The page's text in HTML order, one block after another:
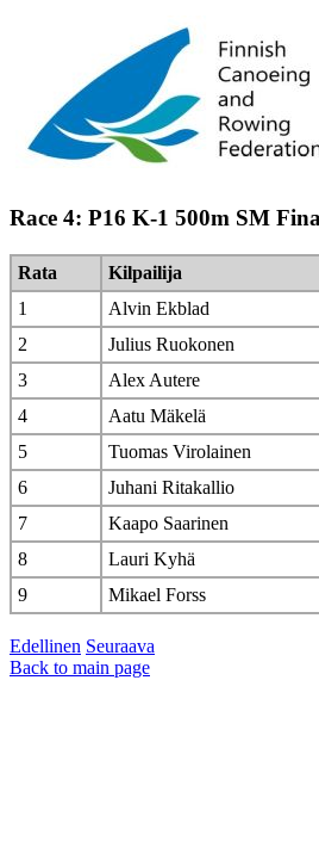
Race 4: P16 K-1 500m SM
Rata
Kilpailija
1
Alvin Ekblad
2
Julius Ruokonen
3
Alex Autere
4
Aatu Mäkelä
5
Tuomas Virolainen
6
Juhani Ritakallio
7
Kaapo Saarinen
8
Lauri Kyhä
9
Mikael Forss
Edellinen Seuraava
Back to main page